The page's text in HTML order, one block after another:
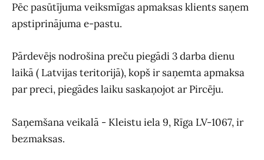
Pēc pasūtījuma veiksmīgas apmaksas klients saņem
apstiprinājuma e-pastu.
Pārdevējs nodrošina preču piegādi 3 darba dienu
laikā ( Latvijas teritorijā), kopš ir saņemta apmaksa
par preci, piegādes laiku saskaņojot ar Pircēju.
Saņemšana veikalā - Kleistu iela 9, Rīga LV-1067,ir
bezmaksas.